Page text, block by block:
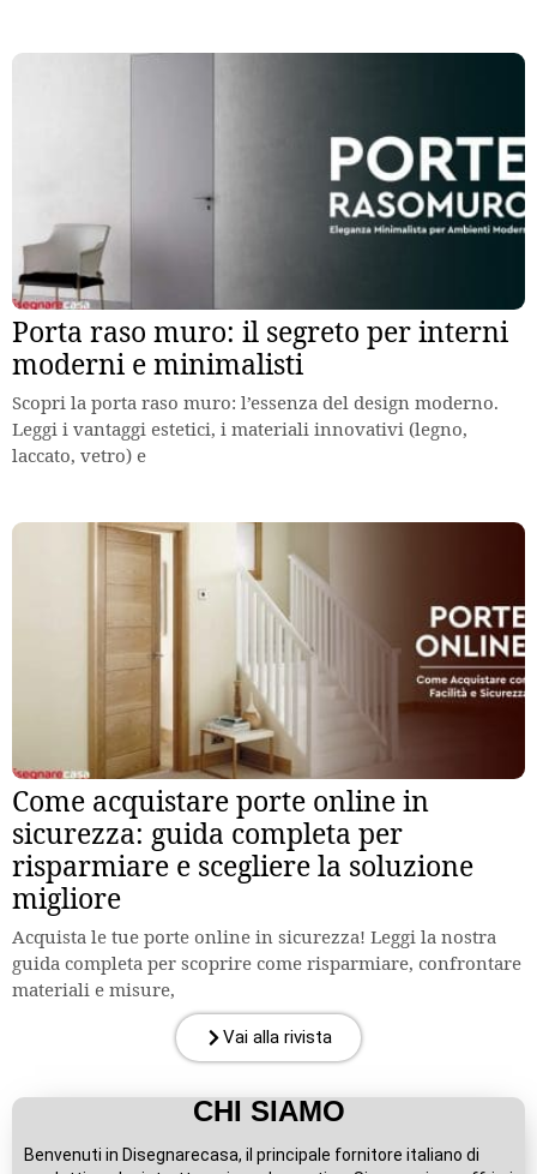
Porta raso muro: il segreto per interni
moderni e minimalisti
Scopri la porta raso muro: l’essenza del design moderno.
Leggi i vantaggi estetici, i materiali innovativi (legno,
laccato, vetro) e
Come acquistare porte online in
sicurezza: guida completa per
risparmiare e scegliere la soluzione
migliore
Acquista le tue porte online in sicurezza! Leggi la nostra
guida completa per scoprire come risparmiare, confrontare
materiali e misure,
Vai alla rivista
CHI SIAMO
Benvenuti in Disegnarecasa, il principale fornitore italiano di